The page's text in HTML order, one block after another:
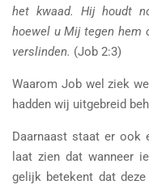
het kwaad. Hij houdt
hoewel u Mij tegen hem
verslinden. (Job 2:3)
Waarom Job wel ziek
hadden wij uitgebreid
Daarnaast staat er ook
laat zien dat wanneer
gelijk betekent dat